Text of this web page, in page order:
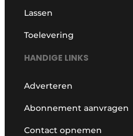
Lassen
Toelevering
HANDIGE LINKS
Adverteren
Abonnement aanvragen
Contact opnemen